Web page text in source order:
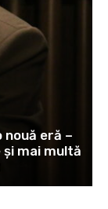
eră –
mai multă